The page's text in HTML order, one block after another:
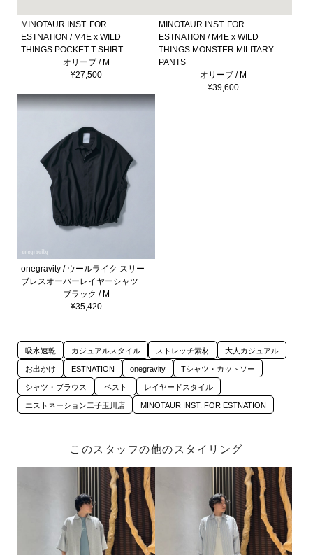
MINOTAUR INST. FOR
ESTNATION / M4E x WILD
THINGS POCKET T-SHIRT
オリーブ / M
¥27,500
MINOTAUR INST. FOR
ESTNATION / M4E x WILD
THINGS MONSTER MILITARY
PANTS
オリーブ / M
¥39,600
onegravity / ウールライク スリー
ブレスオーバーレイヤーシャツ
ブラック / M
¥35,420
吸水速乾 カジュアルスタイル ストレッチ素材 大人カジュアル
お出かけ ESTNATION onegravity Tシャツ・カットソー
シャツ・ブラウス ベスト レイヤードスタイル
エストネーション二子玉川店 MINOTAUR INST. FOR ESTNATION
このスタッフの他のスタイリング